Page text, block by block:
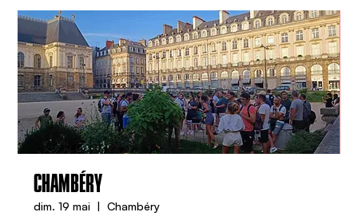
CHAMBÉRY
dim. 19 mai
  |
Chambéry